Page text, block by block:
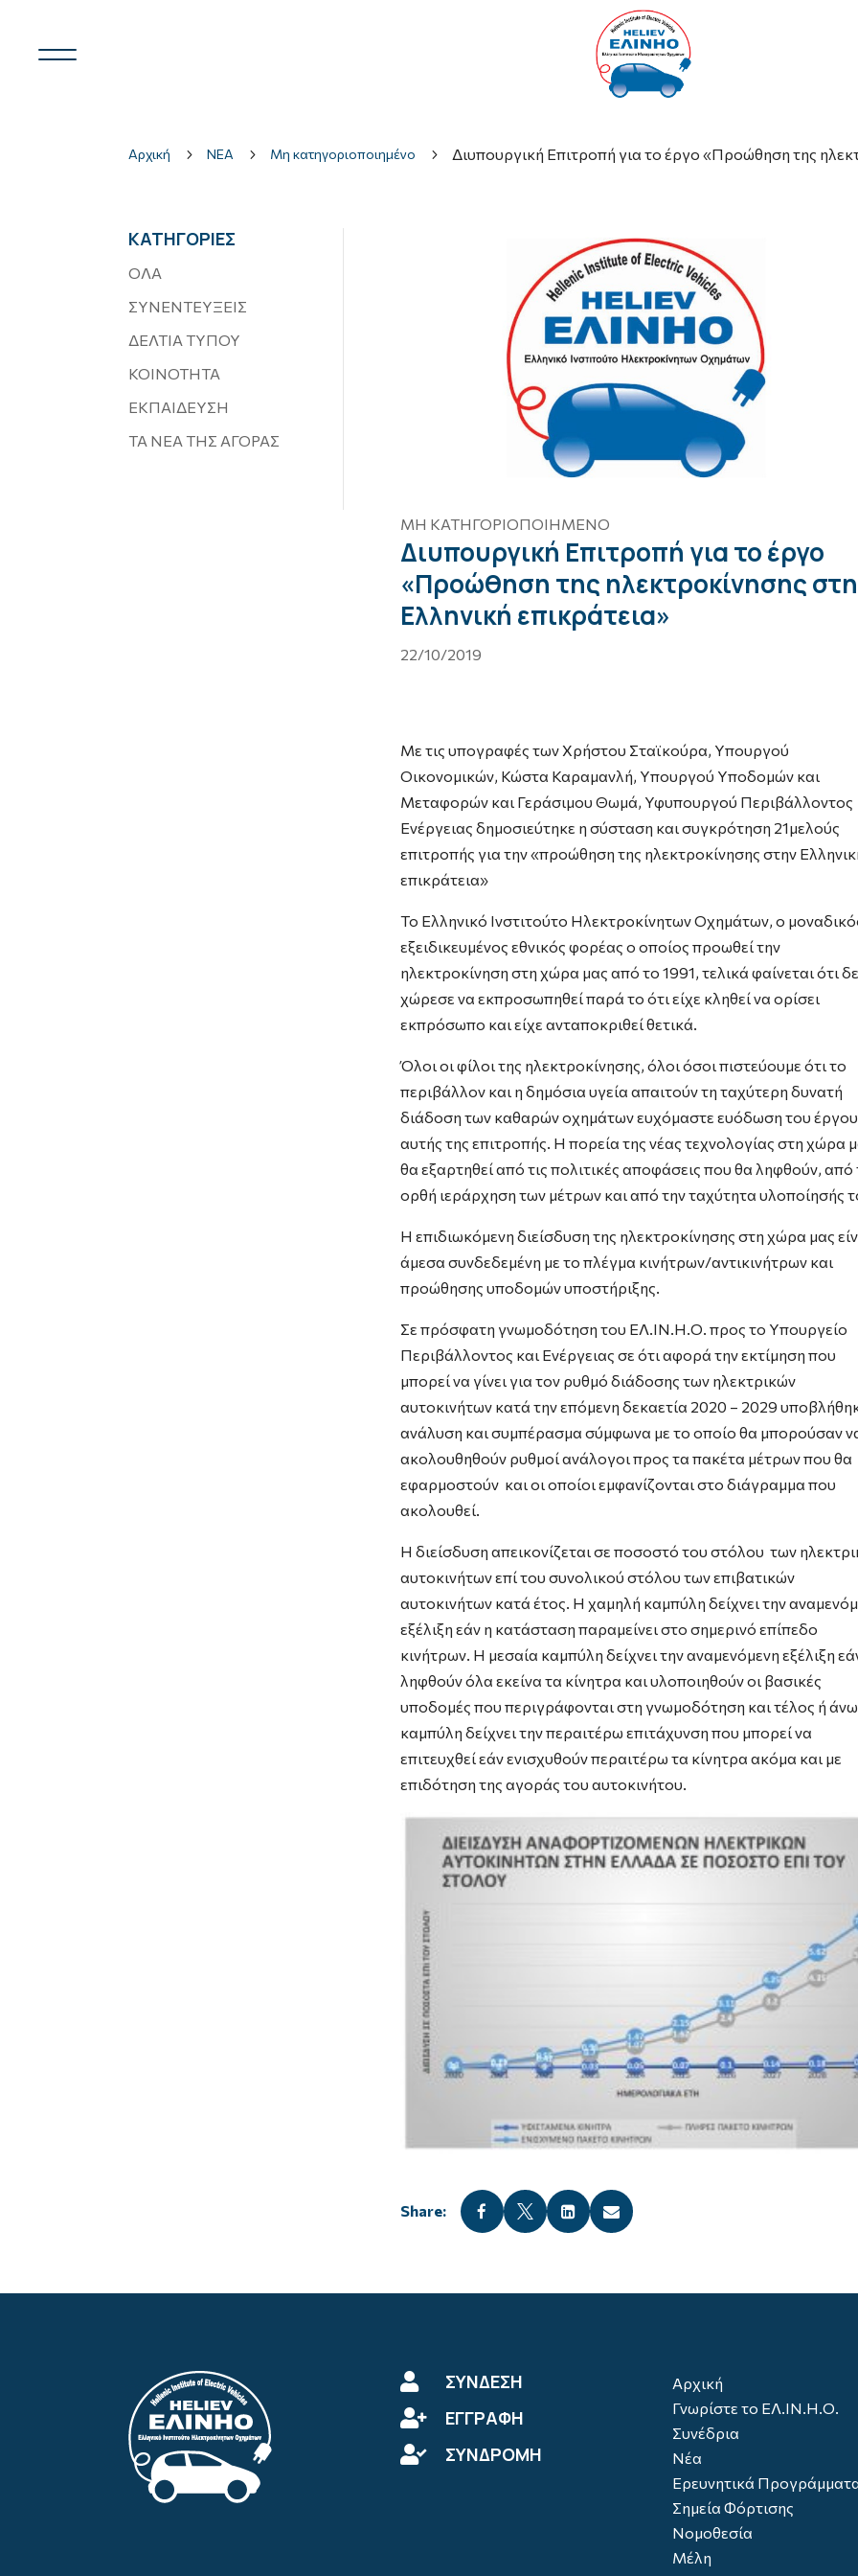
Αρχική 5 ΝΕΑ 5 Μη κατηγοριοποιημένο 5 Διυπουργική Επιτροπή για το έργο «Προώθηση της
ΚΑΤΗΓΟΡΙΕΣ
ΟΛΑ
ΣΥΝΕΝΤΕΥΞΕΙΣ
ΔΕΛΤΙΑ ΤΥΠΟΥ
ΚΟΙΝΟΤΗΤΑ
ΕΚΠΑΙΔΕΥΣΗ
ΤΑ ΝΕΑ ΤΗΣ ΑΓΟΡΑΣ
ΜΗ ΚΑΤΗΓΟΡΙΟΠΟΙΗΜΈΝΟ
Διυπουργική Επιτροπή για το έργο
«Προώθηση της ηλεκτροκίνησης
Ελληνική επικράτεια»
22/10/2019
Με τις υπογραφές των Χρήστου Σταϊκούρα, Υπουργού
Οικονομικών, Κώστα Καραμανλή, Υπουργού Υποδομών και
Μεταφορών και Γεράσιμου Θωμά, Υφυπουργού Περιβάλλοντος
Ενέργειας δημοσιεύτηκε η σύσταση και συγκρότηση 21μελούς
επιτροπής για την «προώθηση της ηλεκτροκίνησης στην
επικράτεια»
Το Ελληνικό Ινστιτούτο Ηλεκτροκίνητων Οχημάτων, ο
εξειδικευμένος εθνικός φορέας ο οποίος προωθεί την
ηλεκτροκίνηση στη χώρα μας από το 1991, τελικά φαίνεται ότι
χώρεσε να εκπροσωπηθεί παρά το ότι είχε κληθεί να ορίσει
εκπρόσωπο και είχε ανταποκριθεί θετικά.
Όλοι οι φίλοι της ηλεκτροκίνησης, όλοι όσοι πιστεύουμε ότι το
περιβάλλον και η δημόσια υγεία απαιτούν τη ταχύτερη δυνατή
διάδοση των καθαρών οχημάτων ευχόμαστε ευόδωση του έργου
αυτής της επιτροπής. Η πορεία της νέας τεχνολογίας στη χώρα
θα εξαρτηθεί από τις πολιτικές αποφάσεις που θα ληφθούν, από
ορθή ιεράρχηση των μέτρων και από την ταχύτητα υλοποίησής
Η επιδιωκόμενη διείσδυση της ηλεκτροκίνησης στη χώρα μας
άμεσα συνδεδεμένη με το πλέγμα κινήτρων/αντικινήτρων και
προώθησης υποδομών υποστήριξης.
Σε πρόσφατη γνωμοδότηση του ΕΛ.ΙΝ.Η.Ο. προς το Υπουργείο
Περιβάλλοντος και Ενέργειας σε ότι αφορά την εκτίμηση που
μπορεί να γίνει για τον ρυθμό διάδοσης των ηλεκτρικών
αυτοκινήτων κατά την επόμενη δεκαετία 2020 – 2029
ανάλυση και συμπέρασμα σύμφωνα με το οποίο θα μπορούσαν
ακολουθηθούν ρυθμοί ανάλογοι προς τα πακέτα μέτρων που θα
εφαρμοστούν και οι οποίοι εμφανίζονται στο διάγραμμα που
ακολουθεί.
Η διείσδυση απεικονίζεται σε ποσοστό του στόλου των
αυτοκινήτων επί του συνολικού στόλου των επιβατικών
αυτοκινήτων κατά έτος. Η χαμηλή καμπύλη δείχνει την
εξέλιξη εάν η κατάσταση παραμείνει στο σημερινό επίπεδο
κινήτρων. Η μεσαία καμπύλη δείχνει την αναμενόμενη εξέλιξη
ληφθούν όλα εκείνα τα κίνητρα και υλοποιηθούν οι βασικές
υποδομές που περιγράφονται στη γνωμοδότηση και τέλος ή άνω
καμπύλη δείχνει την περαιτέρω επιτάχυνση που μπορεί να
επιτευχθεί εάν ενισχυθούν περαιτέρω τα κίνητρα ακόμα και με
επιδότηση της αγοράς του αυτοκινήτου.
   
 ΣΥΝΔΕΣΗ
 ΕΓΓΡΑΦΗ
 ΣΥΝΔΡΟΜΗ
Αρχική
Γνωρίστε το ΕΛ.ΙΝ.Η.Ο.
Συνέδρια
Νέα
Ερευνητικά
Σημεία Φόρτισης
Νομοθεσία
Μέλη